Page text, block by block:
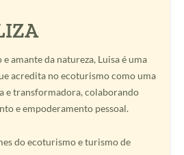
amante da natureza, Luisa é uma
acredita no ecoturismo como uma
e transformadora, colaborando
e empoderamento pessoal.
do ecoturismo e turismo de